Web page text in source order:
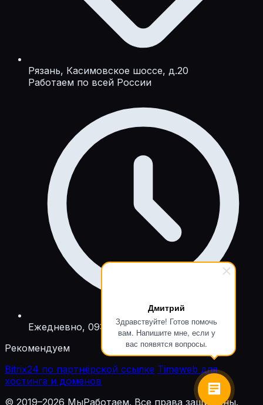
Дмитрий
Здравствуйте! Готов помочь
вам. Напишите мне, если у
вас появятся вопросы.
Рязань, Касимовское шоссе, д.20
Работаем по всей России
Ежедневно, 09:00 — 21:00
Рекомендуем
Bitrix24 по партнёрской ссылке Timeweb для
хостинга и доменов
© 2019–2026 МыРаботаем. Все права защищены.